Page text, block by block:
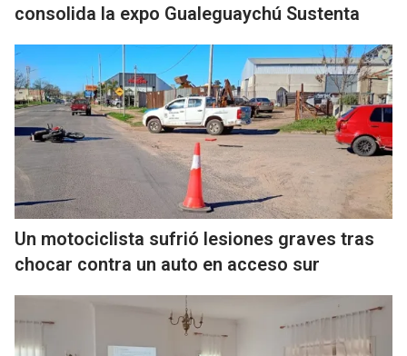
consolida la expo Gualeguaychú Sustenta
Un motociclista sufrió lesiones graves tras
chocar contra un auto en acceso sur